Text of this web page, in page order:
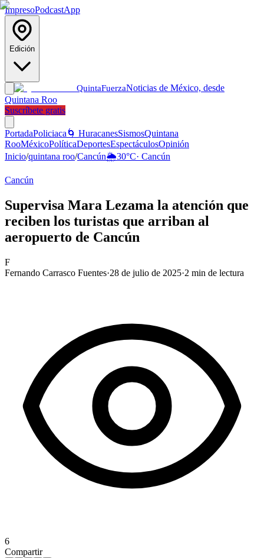
ImpresoPodcastApp
Edición
QuintaFuerzaNoticias de México, desde
Quintana Roo
Suscríbete gratis
PortadaPoliciaca 🌀 HuracanesSismosQuintana
RooMéxicoPolíticaDeportesEspectáculosOpinión
Inicio/quintana roo/Cancún🌦️30°C· Cancún
Cancún
Supervisa Mara Lezama la atención que
reciben los turistas que arriban al
aeropuerto de Cancún
F
Fernando Carrasco Fuentes·28 de julio de 2025·2 min de lectura
6
Compartir